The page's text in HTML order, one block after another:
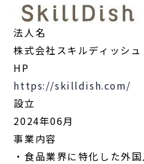
法人名
株式会社スキルディッシュ
HP
https://skilldish.com/
設立
2024年06月
事業内容
・食品業界に特化した外